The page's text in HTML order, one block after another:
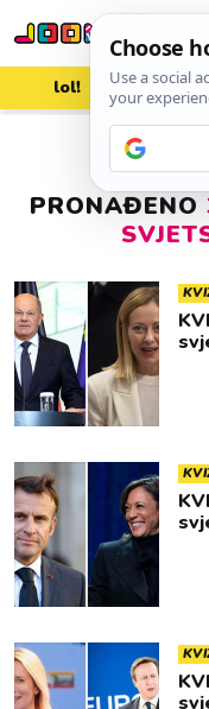
lol!
PRONAĐENO